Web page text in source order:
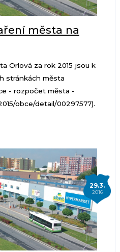
města na
Orlová za rok 2015 jsou k
stránkách města
- rozpočet města -
obce/detail/00297577).
29.3.
2016